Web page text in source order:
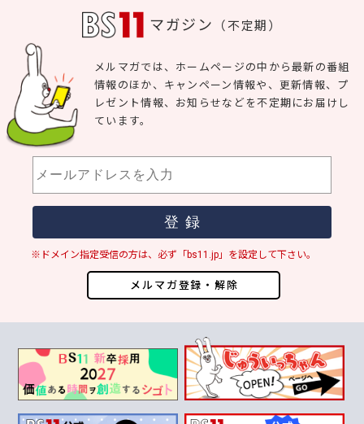
マガジン （不定期）
メルマガ登録・解除
メルマガでは、ホームページの中から最新の番組
情報のほか、キャンペーン情報や、更新情報、プ
レゼント情報、お知らせなどを不定期にお届けし
ています。
※ドメイン指定受信の方は、必ず「bs11.jp」を設定して下さい。